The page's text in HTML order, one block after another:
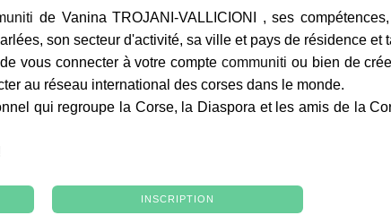
de Vanina TROJANI-VALLICIONI , ses
son secteur d'activité, sa ville et pays de résidence et
vous connecter à votre comptecommuniti ou bien de
au réseau international des corses dans le monde.
qui regroupe la Corse, la Diaspora et les amis de la
INSCRIPTION